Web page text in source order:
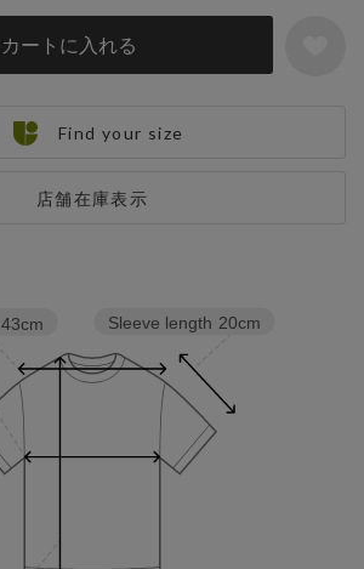
カートに入れる
店舗在庫表示
Find your size
Sleeve length 20cm
43cm